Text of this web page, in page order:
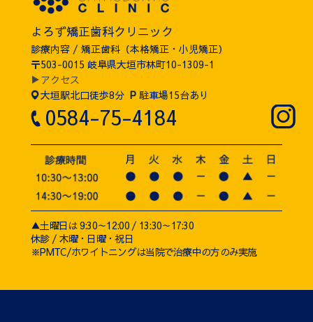
よろず矯正歯科クリニック
診療内容 / 矯正歯科（本格矯正・小児矯正）
〒503-0015 岐阜県大垣市林町10-1309-1
▶アクセス
大垣駅北口徒歩8分 P 駐車場15台あり
0584-75-4184
▲土曜日は 9:30～12:00 / 13:30～17:30
休診 / 木曜・日曜・祝日
※PMTC/ホワイトニングは当院で治療中の方のみ実施